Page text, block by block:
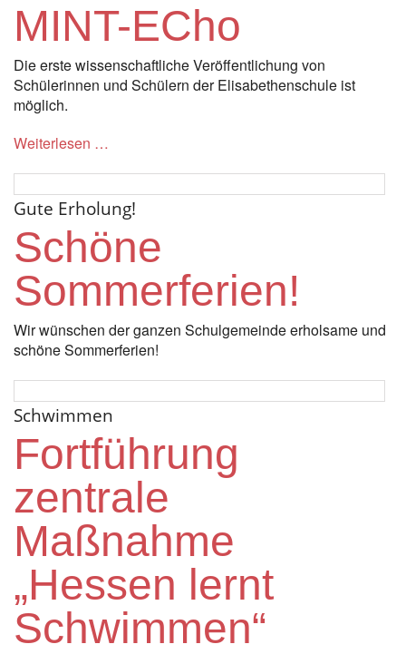
MINT-ECho
Die erste wissenschaftliche Veröffentlichung von
Schülerinnen und Schülern der Elisabethenschule ist
möglich.
Weiterlesen …
Gute Erholung!
Schöne
Sommerferien!
Wir wünschen der ganzen Schulgemeinde erholsame und
schöne Sommerferien!
Schwimmen
Fortführung
zentrale
Maßnahme
„Hessen lernt
Schwimmen“